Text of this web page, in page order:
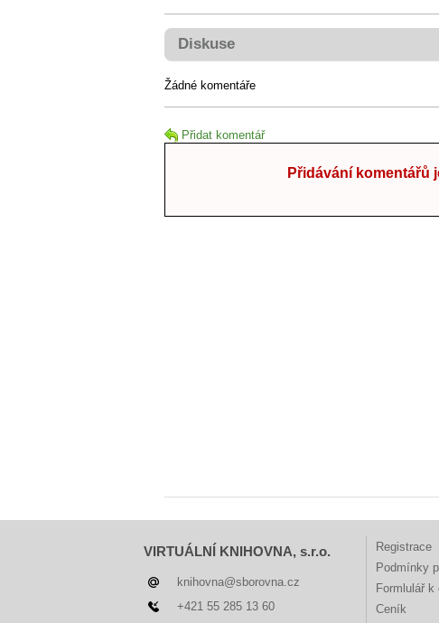
Diskuse
Žádné komentáře
Přidat komentář
Přidávání komentářů
VIRTUÁLNÍ KNIHOVNA, s.r.o.
knihovna@sborovna.cz
+421 55 285 13 60
Registrace
Podmínky
Formlulář
Ceník